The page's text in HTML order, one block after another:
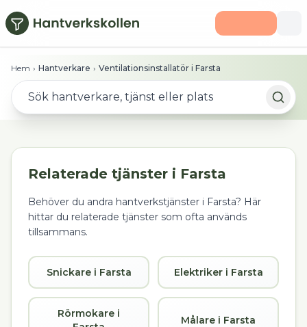
Hoppa till huvudinnehåll
Hem › Hantverkare › Ventilationsinstallatör i Farsta
Relaterade tjänster i Farsta
Behöver du andra hantverkstjänster i Farsta? Här
hittar du relaterade tjänster som ofta används
tillsammans.
Snickare i Farsta Elektriker i Farsta
Rörmokare i
Målare i Farsta